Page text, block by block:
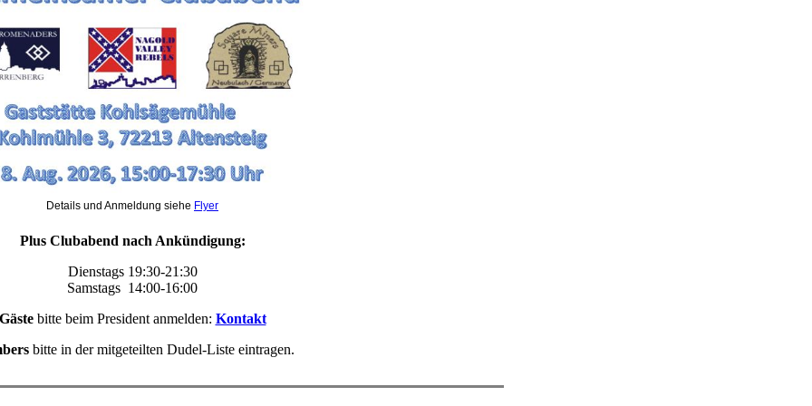
Details und Anmeldung siehe Flyer
Plus Clubabend nach Ankündigung:
Dienstags 19:30-21:30
Samstags 14:00-16:00
bitte beim President anmelden: Kontakt
bitte in der mitgeteilten Dudel-Liste eintragen.